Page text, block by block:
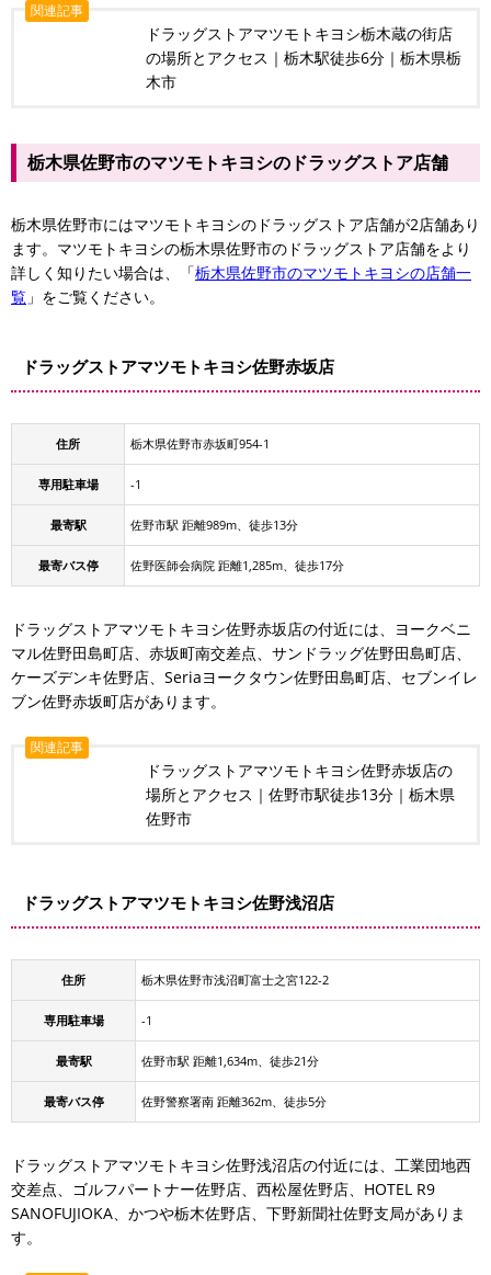
関連記事
ドラッグストアマツモトキヨシ栃木蔵の街店
の場所とアクセス｜栃木駅徒歩6分｜栃木県栃
木市
栃木県佐野市のマツモトキヨシのドラッグストア店舗
栃木県佐野市にはマツモトキヨシのドラッグストア店舗が2店舗あり
ます。マツモトキヨシの栃木県佐野市のドラッグストア店舗をより
詳しく知りたい場合は、「栃木県佐野市のマツモトキヨシの店舗一
覧 」をご覧ください。
ドラッグストアマツモトキヨシ佐野赤坂店
住所 栃木県佐野市赤坂町954-1
専用駐車場 -1
最寄駅 佐野市駅 距離989m、徒歩13分
最寄バス停 佐野医師会病院 距離1,285m、徒歩17分
ドラッグストアマツモトキヨシ佐野赤坂店の付近には、ヨークベニ
マル佐野田島町店、赤坂町南交差点、サンドラッグ佐野田島町店、
ケーズデンキ佐野店、Seriaヨークタウン佐野田島町店、セブンイレ
ブン佐野赤坂町店があります。
関連記事
ドラッグストアマツモトキヨシ佐野赤坂店の
場所とアクセス｜佐野市駅徒歩13分｜栃木県
佐野市
ドラッグストアマツモトキヨシ佐野浅沼店
住所 栃木県佐野市浅沼町富士之宮122-2
専用駐車場 -1
最寄駅 佐野市駅 距離1,634m、徒歩21分
最寄バス停 佐野警察署南 距離362m、徒歩5分
ドラッグストアマツモトキヨシ佐野浅沼店の付近には、工業団地西
交差点、ゴルフパートナー佐野店、西松屋佐野店、HOTEL R9
SANOFUJIOKA、かつや栃木佐野店、下野新聞社佐野支局がありま
す。